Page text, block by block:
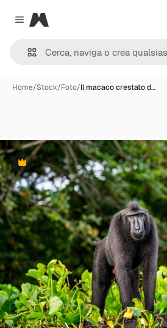
Close menu
Magnific
Home/Stock/Foto/Il macaco crestato d…
Premium